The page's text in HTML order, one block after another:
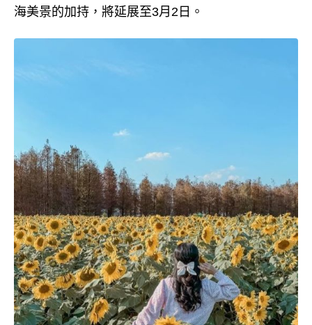
海美景的加持，將延展至3月2日。